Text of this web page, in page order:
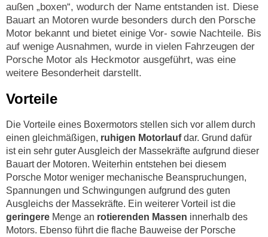
außen „boxen“, wodurch der Name entstanden ist. Diese
Bauart an Motoren wurde besonders durch den Porsche
Motor bekannt und bietet einige Vor- sowie Nachteile. Bis
auf wenige Ausnahmen, wurde in vielen Fahrzeugen der
Porsche Motor als Heckmotor ausgeführt, was eine
weitere Besonderheit darstellt.
Vorteile
Die Vorteile eines Boxermotors stellen sich vor allem durch
einen gleichmäßigen, ruhigen Motorlaufdar. Grund dafür
ist ein sehr guter Ausgleich der Massekräfte aufgrund dieser
Bauart der Motoren. Weiterhin entstehen bei diesem
Porsche Motor weniger mechanische Beanspruchungen,
Spannungen und Schwingungen aufgrund des guten
Ausgleichs der Massekräfte. Ein weiterer Vorteil ist die
geringere Menge an rotierenden Massen innerhalb des
Motors. Ebenso führt die flache Bauweise der Porsche